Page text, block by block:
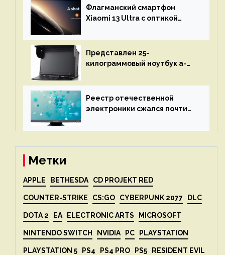
восстановления кода и
объяснит, что пошло не так
Флагманский смартфон
Xiaomi 13 Ultra с оптикой
представят 18 апреля
Представлен 25-
килограммовый ноутбук a-
до 3 Тбайт DDR5 и шесть
дисплеев
Реестр отечественной
электроники сжался почти
Метки
APPLE BETHESDA CD PROJEKT RED
COUNTER-STRIKE CS:GO CYBERPUNK 2077 DLC
DOTA 2 EA ELECTRONIC ARTS MICROSOFT
NINTENDO SWITCH NVIDIA PC PLAYSTATION
PLAYSTATION 5 PS4 PS4 PRO PS5 RESIDENT EVIL